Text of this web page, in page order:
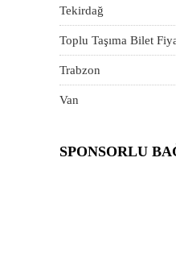
Tekirdağ
Toplu Taşıma Bilet
Trabzon
Van
SPONSORLU